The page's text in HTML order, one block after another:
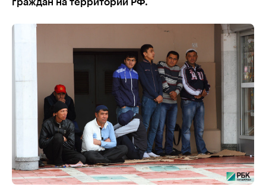
граждан на территории РФ.